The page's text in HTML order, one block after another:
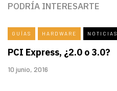
PODRÍA INTERESARTE
GUÍAS HARDWARE NOTICIAS
PCI Express, ¿2.0 o 3.0?
10 junio, 2016